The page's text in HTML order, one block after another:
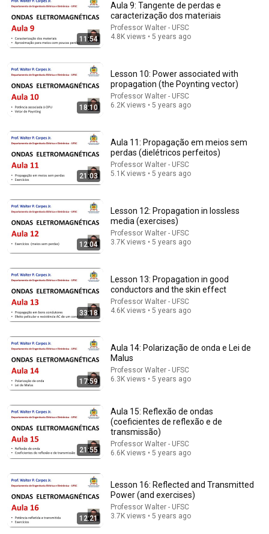
understood them
Principia Matemática
Auto-dubbed
137K views
Multilayer Reflections
Professor Walter - UFSC
Auto-dubbed
1.7K views
Divergente e Teorema da Divergência: uma
introdução - parte 9
Manoel Navas • 48 views
11:54
Aula 9: Tangente de perdas e
caracterização dos materiais
Professor Walter - UFSC
4.8K views • 5 years ago
18:10
Lesson 10: Power associated with
propagation (the Poynting vector)
Professor Walter - UFSC
6.2K views • 5 years ago
21:03
Aula 11: Propagação em meios sem
perdas (dielétricos perfeitos)
Professor Walter - UFSC
5.1K views • 5 years ago
12:04
Lesson 12: Propagation in lossless
media (exercises)
Professor Walter - UFSC
3.7K views • 5 years ago
33:18
Lesson 13: Propagation in good
conductors and the skin effect
Professor Walter - UFSC
4.6K views • 5 years ago
17:59
Aula 14: Polarização de onda e Lei de
Malus
Professor Walter - UFSC
6.3K views • 5 years ago
21:55
Aula 15: Reflexão de ondas
(coeficientes de reflexão e de
transmissão)
Professor Walter - UFSC
6.6K views • 5 years ago
12:21
Lesson 16: Reflected and Transmitted
Power (and exercises)
Professor Walter - UFSC
3.7K views • 5 years ago